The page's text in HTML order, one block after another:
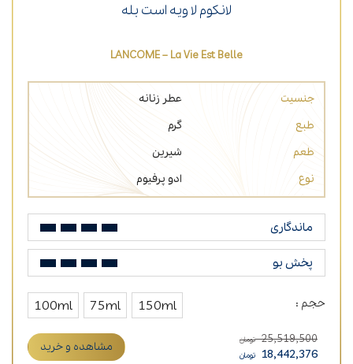
لانکوم لا ویه است بله
LANCOME – La Vie Est Belle
جنسیت
عطر زنانه
طبع
گرم
طعم
شیرین
نوع
ادو پرفیوم
ماندگاری
پخش بو
حجم : 150ml
75ml
100ml
25,519,500 تومان
18,442,376 تومان
مشاهده و خرید